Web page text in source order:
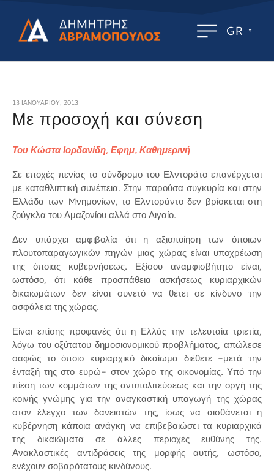
GR
13 ΙΑΝΟΥΑΡΊΟΥ, 2013
Με προσοχή και σύνεση
Του Κώστα Ιορδανίδη, Εφημ. Καθημερινή
Σε εποχές πενίας το σύνδρομο του Ελντοράτο επανέρχεται
με καταθλιπτική συνέπεια. Στην παρούσα συγκυρία και στην
Ελλάδα των Mνημονίων, το Ελντοράντο δεν βρίσκεται στη
ζούγκλα του Αμαζονίου αλλά στο Αιγαίο.
Δεν υπάρχει αμφιβολία ότι η αξιοποίηση των όποιων
πλουτοπαραγωγικών πηγών μιας χώρας είναι υποχρέωση
της όποιας κυβερνήσεως. Εξίσου αναμφισβήτητο είναι,
ωστόσο, ότι κάθε προσπάθεια ασκήσεως κυριαρχικών
δικαιωμάτων δεν είναι συνετό να θέτει σε κίνδυνο την
ασφάλεια της χώρας.
Είναι επίσης προφανές ότι η Ελλάς την τελευταία τριετία,
λόγω του οξύτατου δημοσιονομικού προβλήματος, απώλεσε
σαφώς το όποιο κυριαρχικό δικαίωμα διέθετε -μετά την
ένταξή της στο ευρώ- στον χώρο της οικονομίας. Υπό την
πίεση των κομμάτων της αντιπολιτεύσεως και την οργή της
κοινής γνώμης για την αναγκαστική υπαγωγή της χώρας
στον έλεγχο των δανειστών της, ίσως να αισθάνεται η
κυβέρνηση κάποια ανάγκη να επιβεβαιώσει τα κυριαρχικά
της δικαιώματα σε άλλες περιοχές ευθύνης της.
Ανακλαστικές αντιδράσεις της μορφής αυτής, ωστόσο,
ενέχουν σοβαρότατους κινδύνους.